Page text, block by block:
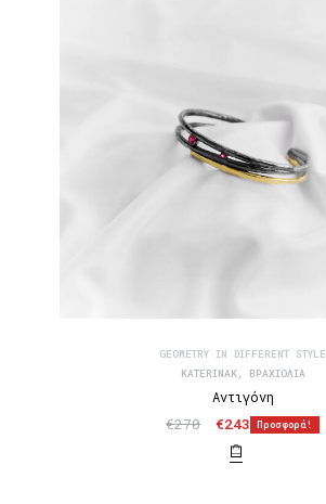
GEOMETRY IN DIFFERENT STYLE
KATERINAK, ΒΡΑΧΙΌΛΙΑ
Αντιγόνη
€270 €243 Προσφορά!